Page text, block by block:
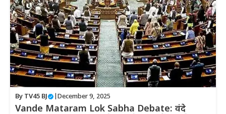
By TV45 BJ December 9, 2025
Vande Mataram Lok Sabha Debate: वंदे